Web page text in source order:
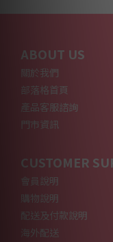
ABOUT US
關於我們
部落格首頁
產品客服諮詢
門市資訊
CUSTOMER
會員說明
購物說明
配送及付款說明
海外配送